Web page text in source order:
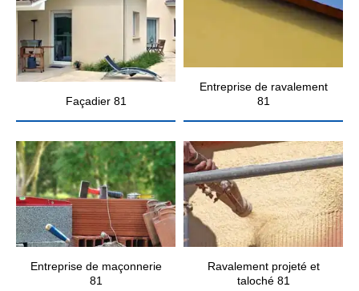
Façadier 81
Entreprise de ravalement
81
Entreprise de maçonnerie
81
Ravalement projeté et
taloché 81